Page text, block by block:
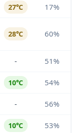
27℃ 17%
28℃ 60%
- 51%
10℃ 54%
- 56%
10℃ 53%